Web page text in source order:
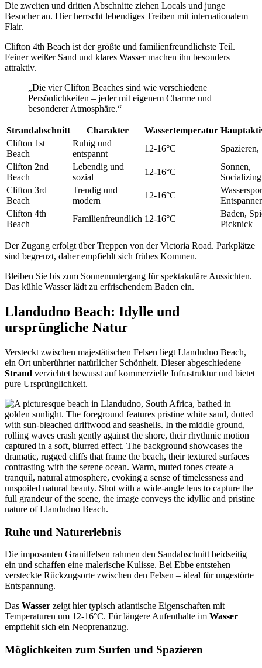
Die zweiten und dritten Abschnitte ziehen Locals und junge
Besucher an. Hier herrscht lebendiges Treiben mit internationalem
Flair.
Clifton 4th Beach ist der größte und familienfreundlichste Teil.
Feiner weißer Sand und klares Wasser machen ihn besonders
attraktiv.
„Die vier Clifton Beaches sind wie verschiedene
Persönlichkeiten – jeder mit eigenem Charme und
besonderer Atmosphäre.“
Strandabschnitt Charakter Wassertemperatur
Clifton 1st
Beach
Ruhig und
entspannt
12-16°C
Spazieren,
Clifton 2nd
Beach
Lebendig und
sozial
12-16°C
Sonnen,
Socializing
Clifton 3rd
Beach
Trendig und
modern
12-16°C
Clifton 4th
Beach
Familienfreundlich 12-16°C
Baden,
Picknick
Der Zugang erfolgt über Treppen von der Victoria Road. Parkplätze
sind begrenzt, daher empfiehlt sich frühes Kommen.
Bleiben Sie bis zum Sonnenuntergang für spektakuläre Aussichten.
Das kühle Wasser lädt zu erfrischendem Baden ein.
Llandudno Beach: Idylle und
ursprüngliche Natur
Versteckt zwischen majestätischen Felsen liegt Llandudno Beach,
ein Ort unberührter natürlicher Schönheit. Dieser abgeschiedene
Strand verzichtet bewusst auf kommerzielle Infrastruktur und bietet
pure Ursprünglichkeit.
Ruhe und Naturerlebnis
Die imposanten Granitfelsen rahmen den Sandabschnitt beidseitig
ein und schaffen eine malerische Kulisse. Bei Ebbe entstehen
versteckte Rückzugsorte zwischen den Felsen – ideal für ungestörte
Entspannung.
Das Wasser zeigt hier typisch atlantische Eigenschaften mit
Temperaturen um 12-16°C. Für längere Aufenthalte im Wasser
empfiehlt sich ein Neoprenanzug.
Möglichkeiten zum Surfen und Spazieren